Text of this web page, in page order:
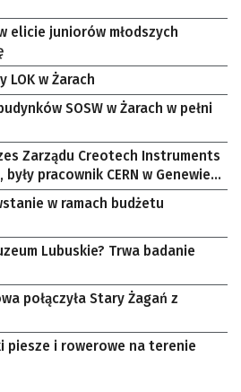
elicie juniorów młodszych
LOK w Żarach
SOSW w Żarach w pełni
Zarządu Creotech Instruments
akademicki, doktor
koordynator Rady
Przemysłu Lotniczo-
Komitetu Badań
PAN.
w ramach budżetu
Lubuskie? Trwa badanie
połączyła Stary Żagań z
piesze i rowerowe na terenie